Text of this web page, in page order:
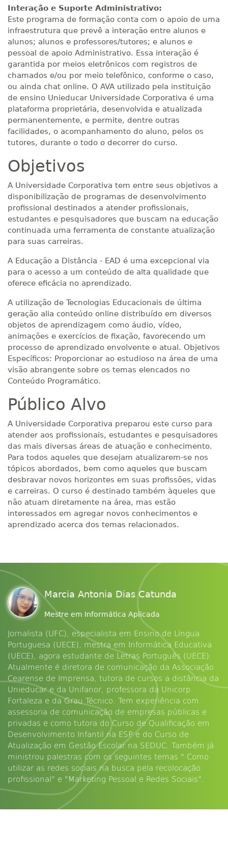
Interação e Suporte Administrativo:
Este programa de formação conta com o apoio de uma
infraestrutura que prevê a interação entre alunos e
alunos; alunos e professores/tutores; e alunos e
pessoal de apoio Administrativo. Essa interação é
garantida por meios eletrônicos com registros de
chamados e/ou por meio telefônico, conforme o caso,
ou ainda chat online. O AVA utilizado pela instituição
de ensino Unieducar Universidade Corporativa é uma
plataforma proprietária, desenvolvida e atualizada
permanentemente, e permite, dentre outras
facilidades, o acompanhamento do aluno, pelos os
tutores, durante o todo o decorrer do curso.
Objetivos
A Universidade Corporativa tem entre seus objetivos a
disponibilização de programas de desenvolvimento
profissional destinados a atender profissionais,
estudantes e pesquisadores que buscam na educação
continuada uma ferramenta de constante atualização
para suas carreiras.
A Educação a Distância - EAD é uma excepcional via
para o acesso a um conteúdo de alta qualidade que
oferece eficácia no aprendizado.
A utilização de Tecnologias Educacionais de última
geração alia conteúdo online distribuído em diversos
objetos de aprendizagem como áudio, vídeo,
animações e exercícios de fixação, favorecendo um
processo de aprendizado envolvente e atual. Objetivos
Específicos: Proporcionar ao estudioso na área de uma
visão abrangente sobre os temas elencados no
Conteúdo Programático.
Público Alvo
A Universidade Corporativa preparou este curso para
atender aos profissionais, estudantes e pesquisadores
das mais diversas áreas de atuação e conhecimento.
Para todos aqueles que desejam atualizarem-se nos
tópicos abordados, bem como aqueles que buscam
desbravar novos horizontes em suas profissões, vidas
e carreiras. O curso é destinado também àqueles que
não atuam diretamente na área, mas estão
interessados em agregar novos conhecimentos e
aprendizado acerca dos temas relacionados.
Marcia Antonia Dias Catunda
Mestre em Informática Aplicada
Jornalista (UFC), especialista em Ensino de Língua
Portuguesa (UECE), mestra em Informática Educativa
(UECE), agora estudante de Letras Português (UECE).
Atualmente é diretora de comunicação da Associação
Cearense de Imprensa, tutora de cursos a distância da
Unieducar e da Unifanor, professora da Unicorp
Fortaleza e da Grau Técnico. Tem experiência com
assessoria de comunicação de empresas públicas e
privadas e como tutora do Curso de Qualificação em
Desenvolvimento Infantil na ESP e do Curso de
Atualização em Gestão Escolar na SEDUC. Também já
ministrou palestras com os seguintes temas " Como
utilizar as redes sociais na busca pela recolocação
profissional" e "Marketing Pessoal e Redes Sociais".